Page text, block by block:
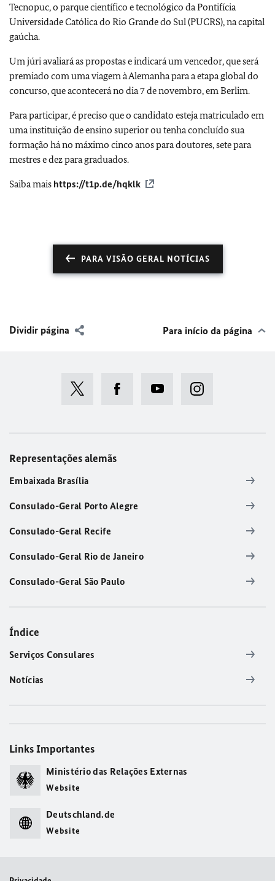
Tecnopuc, o parque científico e tecnológico da Pontifícia
Universidade Católica do Rio Grande do Sul (PUCRS), na capital
gaúcha.
Um júri avaliará as propostas e indicará um vencedor, que será
premiado com uma viagem à Alemanha para a etapa global do
concurso, que acontecerá no dia 7 de novembro, em Berlim.
Para participar, é preciso que o candidato esteja matriculado em
uma instituição de ensino superior ou tenha concluído sua
formação há no máximo cinco anos para doutores, sete para
mestres e dez para graduados.
Saiba mais https://t1p.de/hqklk
PARA VISÃO GERAL NOTÍCIAS
Dividir página Para início da página
Representações alemãs
Embaixada Brasília
Consulado-Geral Porto Alegre
Consulado-Geral Recife
Consulado-Geral Rio de Janeiro
Consulado-Geral São Paulo
Índice
Serviços Consulares
Notícias
Links Importantes
Ministério das Relações Externas
Website
Deutschland.de
Website